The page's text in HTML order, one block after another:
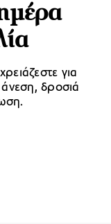
για
δροσιά